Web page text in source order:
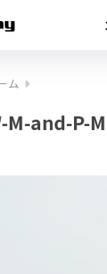
ム
M-and-P-